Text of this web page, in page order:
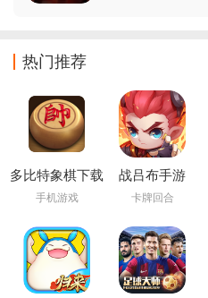
热门推荐
多比特象棋下载
手机游戏
战吕布手游
卡牌回合